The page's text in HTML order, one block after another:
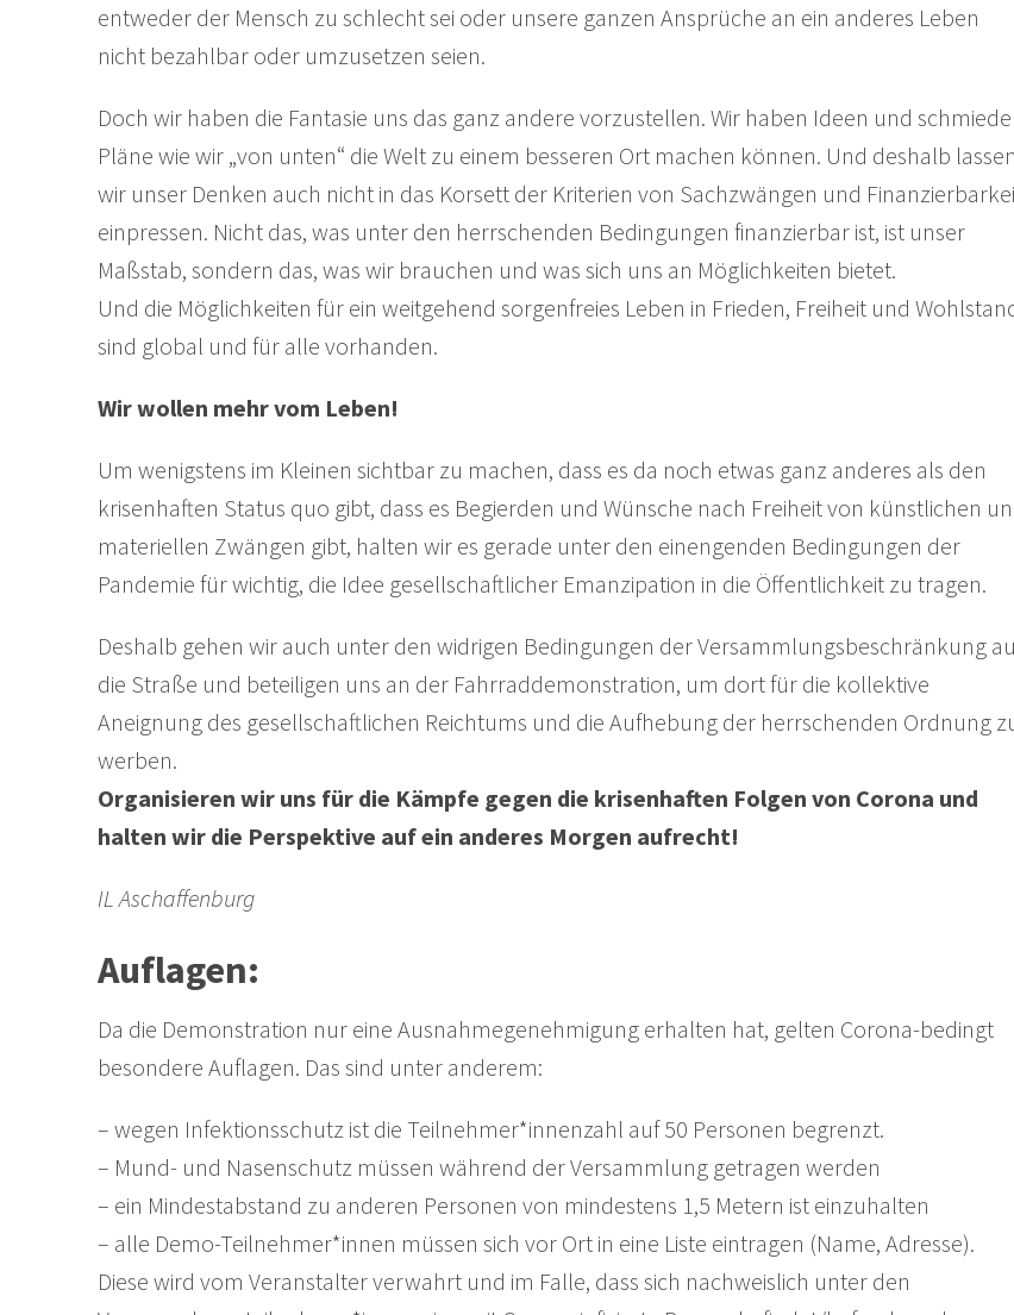
entweder der Mensch zu schlecht sei oder unsere ganzen Ansprüche an ein anderes Leben
nicht bezahlbar oder umzusetzen seien.
Doch wir haben die Fantasie uns das ganz andere vorzustellen. Wir haben Ideen und
Pläne wie wir „von unten“ die Welt zu einem besseren Ort machen können. Und deshalb lassen
wir unser Denken auch nicht in das Korsett der Kriterien von Sachzwängen und
einpressen. Nicht das, was unter den herrschenden Bedingungen finanzierbar ist, ist unser
Maßstab, sondern das, was wir brauchen und was sich uns an Möglichkeiten bietet.
Und die Möglichkeiten für ein weitgehend sorgenfreies Leben in Frieden, Freiheit und
sind global und für alle vorhanden.
Wir wollen mehr vom Leben!
Um wenigstens im Kleinen sichtbar zu machen, dass es da noch etwas ganz anderes als den
krisenhaften Status quo gibt, dass es Begierden und Wünsche nach Freiheit von künstlichen
materiellen Zwängen gibt, halten wir es gerade unter den einengenden Bedingungen der
Pandemie für wichtig, die Idee gesellschaftlicher Emanzipation in die Öffentlichkeit zu tragen.
Deshalb gehen wir auch unter den widrigen Bedingungen der Versammlungsbeschränkung
die Straße und beteiligen uns an der Fahrraddemonstration, um dort für die kollektive
Aneignung des gesellschaftlichen Reichtums und die Aufhebung der herrschenden Ordnung
werben.
Organisieren wir uns für die Kämpfe gegen die krisenhaften Folgen von Corona und
halten wir die Perspektive auf ein anderes Morgen aufrecht!
IL Aschaffenburg
Auflagen:
Da die Demonstration nur eine Ausnahmegenehmigung erhalten hat, gelten Corona-bedingt
besondere Auflagen. Das sind unter anderem:
– wegen Infektionsschutz ist die Teilnehmer*innenzahl auf 50 Personen begrenzt.
– Mund- und Nasenschutz müssen während der Versammlung getragen werden
– ein Mindestabstand zu anderen Personen von mindestens 1,5 Metern ist einzuhalten
– alle Demo-Teilnehmer*innen müssen sich vor Ort in eine Liste eintragen (Name, Adresse).
Diese wird vom Veranstalter verwahrt und im Falle, dass sich nachweislich unter den